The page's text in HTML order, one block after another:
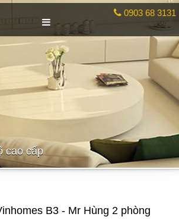
0903 68 3131
cao cấp
B3 - Mr Hùng 2 phòng